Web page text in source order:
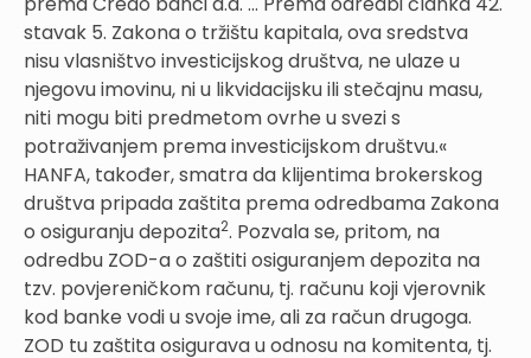
stavak 5. Zakona o tržištu kapitala, ova sredstva
nisu vlasništvo investicijskog društva, ne ulaze u
njegovu imovinu, ni u likvidacijsku ili stečajnu masu,
niti mogu biti predmetom ovrhe u svezi s
potraživanjem prema investicijskom društvu.«
HANFA, također, smatra da klijentima brokerskog
društva pripada zaštita prema odredbama Zakona
o osiguranju depozita2. Pozvala se, pritom, na
odredbu ZOD-a o zaštiti osiguranjem depozita na
tzv. povjereničkom računu, tj. računu koji vjerovnik
kod banke vodi u svoje ime, ali za račun drugoga.
ZOD tu zaštita osigurava u odnosu na komitenta, tj.